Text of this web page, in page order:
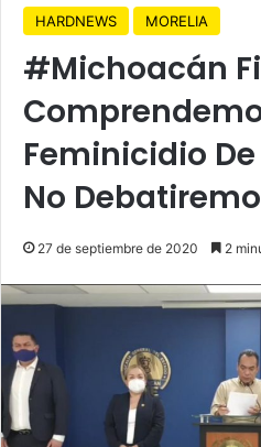
HARDNEWS MORELIA
#Michoacán
Feminicidio
No
27 de septiembre de 2020 2